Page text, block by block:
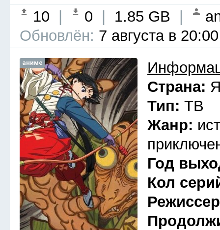
10 0 1.85 GB
Обновлён: 7 августа в 20:00
аниме
Страна:
Тип: ТВ
Жанр:
Год
Кол